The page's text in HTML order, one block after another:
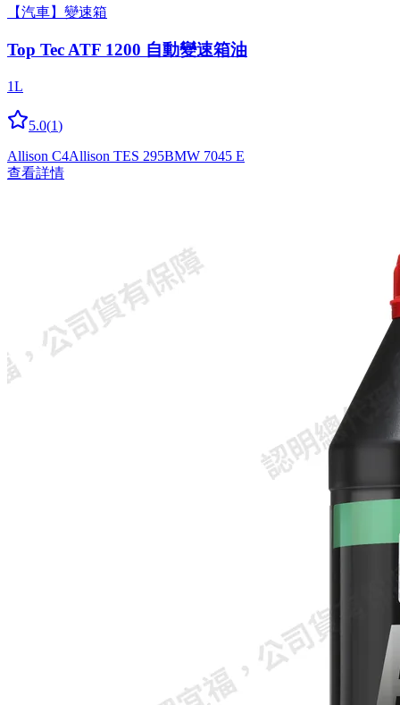
【汽車】變速箱
Top Tec ATF 1200 自動變速箱油
1L
5.0(1)
Allison C4Allison TES 295BMW 7045 E
查看詳情